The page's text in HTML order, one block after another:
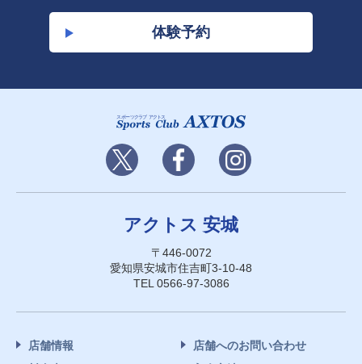
体験予約
アクトス 安城
〒446-0072
愛知県安城市住吉町3-10-48
TEL 0566-97-3086
店舗情報
店舗へのお問い合わせ